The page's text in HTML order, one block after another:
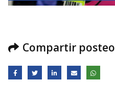
Compartir posteo